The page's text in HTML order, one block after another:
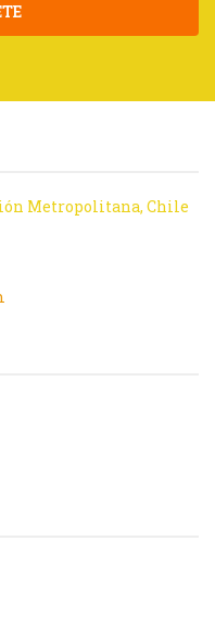
Metropolitana, Chile